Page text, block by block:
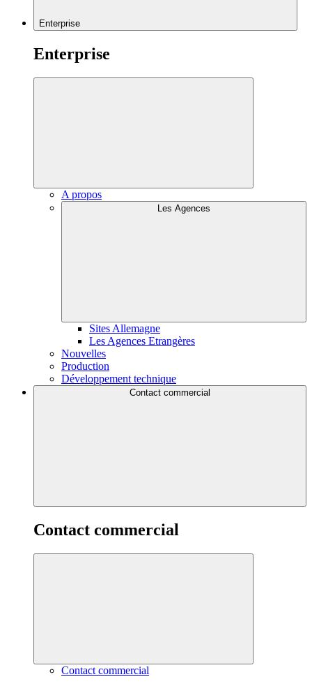
Enterprise
Enterprise
A propos
Les Agences
Sites Allemagne
Les Agences Etrangères
Nouvelles
Production
Développement technique
Contact commercial
Contact commercial
Contact commercial